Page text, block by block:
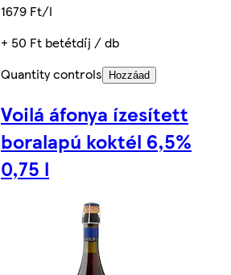
1679 Ft/l
+ 50 Ft betétdíj / db
Quantity controls
Hozzáad
Voilá áfonya ízesített
boralapú koktél 6,5%
0,75 l